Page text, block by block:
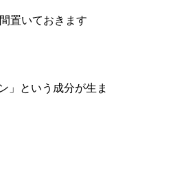
置いておきます
」という成分が生ま